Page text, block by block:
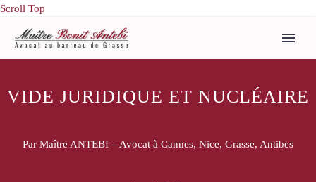
Scroll Top
VIDE JURIDIQUE ET NUCLÉAIRE
Par Maître ANTEBI – Avocat à Cannes, Nice, Grasse, Antibes